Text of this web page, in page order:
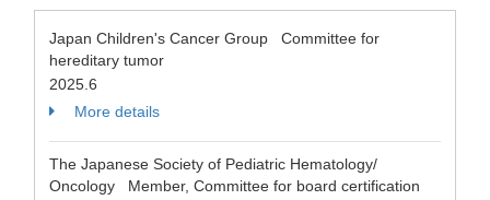
Japan Children's Cancer Group Committee for
hereditary tumor
2025.6
More details
The Japanese Society of Pediatric Hematology/
Oncology Member, Committee for board certification